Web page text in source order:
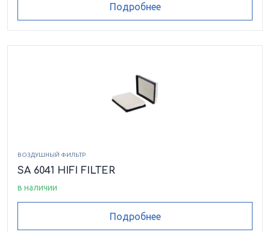
Подробнее
ВОЗДУШНЫЙ ФИЛЬТР
SA 6041 HIFI FILTER
в наличии
Подробнее